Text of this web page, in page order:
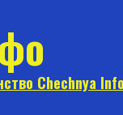
Chechnya